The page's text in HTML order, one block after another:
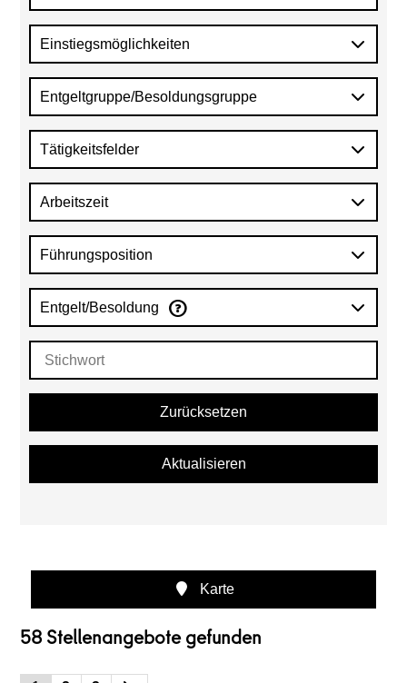
Einstiegsmöglichkeiten
Entgeltgruppe/Besoldungsgruppe
Tätigkeitsfelder
Arbeitszeit
Führungsposition
Entgelt/Besoldung
Zurücksetzen
Aktualisieren
Karte
58 Stellenangebote gefunden